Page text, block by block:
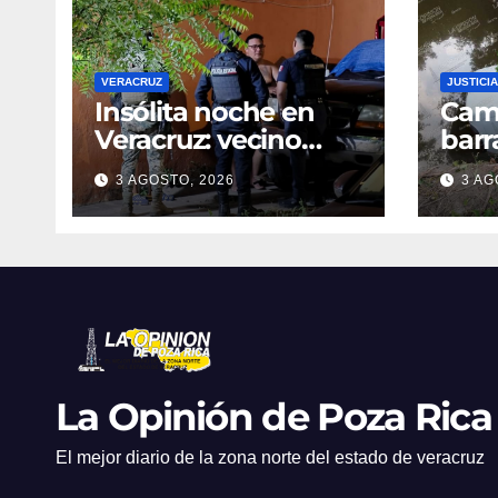
VERACRUZ
Insólita noche en
Veracruz: vecino
denuncia intento de
cateo tras viralizar
video captado por
3 AGOSTO, 2026
JUSTICIA
en
3
La Opinión de Poza Rica
El mejor diario de la zona norte del estado de veracruz